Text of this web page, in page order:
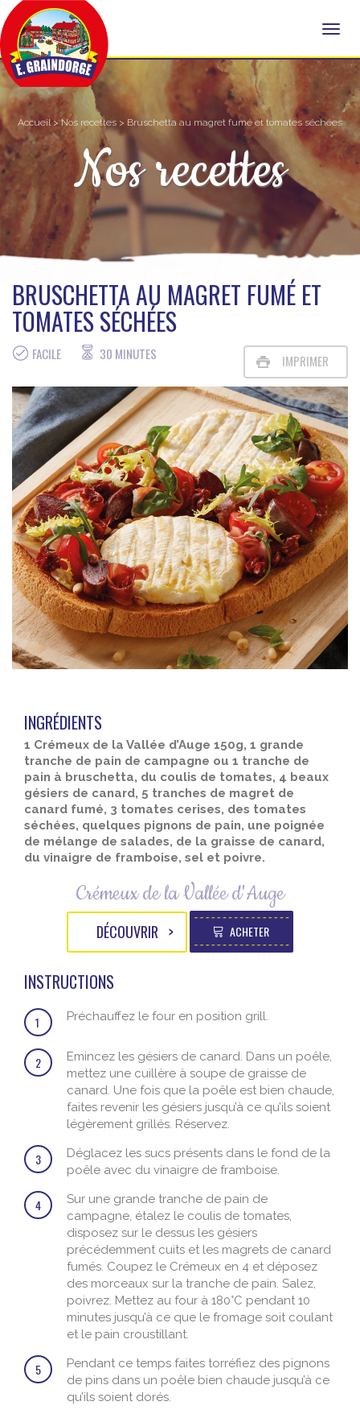
Accueil>Nos recettes > Bruschetta au magret fumé et tomates séchées
Nos recettes
BRUSCHETTA AU MAGRET FUMÉ ET
TOMATES SÉCHÉES
FACILE 30 MINUTES IMPRIMER
INGRÉDIENTS
1 Crémeux de la Vallée d’Auge 150g, 1 grande
tranche de pain de campagne ou 1 tranche de
pain à bruschetta, du coulis de tomates, 4 beaux
gésiers de canard, 5 tranches de magret de
canard fumé, 3 tomates cerises, des tomates
séchées, quelques pignons de pain, une poignée
de mélange de salades, de la graisse de canard,
du vinaigre de framboise, sel et poivre.
Crémeux de la Vallée d'Auge
DÉCOUVRIR ACHETER
INSTRUCTIONS
1 Préchauffez le four en position grill.
2
Emincez les gésiers de canard. Dans un poêle,
mettez une cuillère à soupe de graisse de
canard. Une fois que la poêle est bien chaude,
faites revenir les gésiers jusqu’à ce qu’ils soient
légèrement grillés. Réservez.
3
Déglacez les sucs présents dans le fond de la
poêle avec du vinaigre de framboise.
4
Sur une grande tranche de pain de
campagne, étalez le coulis de tomates,
disposez sur le dessus les gésiers
précédemment cuits et les magrets de canard
fumés. Coupez le Crémeux en 4 et déposez
des morceaux sur la tranche de pain. Salez,
poivrez. Mettez au four à 180°C pendant 10
minutes jusqu’à ce que le fromage soit coulant
et le pain croustillant.
5
Pendant ce temps faites torréfiez des pignons
de pins dans un poêle bien chaude jusqu’à ce
qu’ils soient dorés.